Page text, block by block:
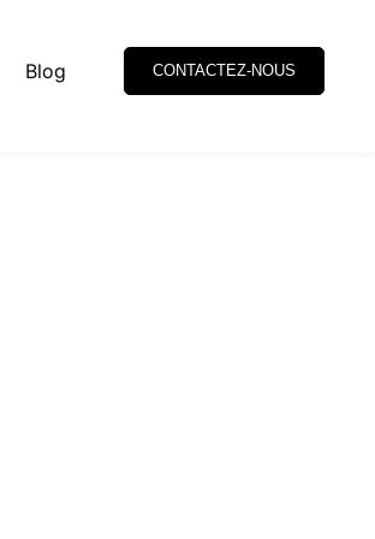
Blog CONTACTEZ-NOUS